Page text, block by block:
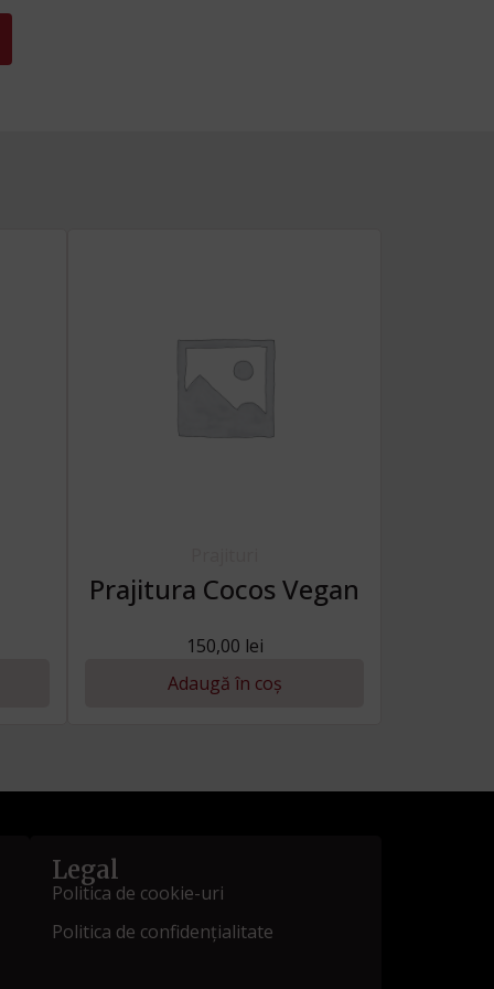
Prajitura Cocos Vegan
150,00 lei
Adaugă în coș
Legal
Politica de cookie-uri
Politica de confidențialitate